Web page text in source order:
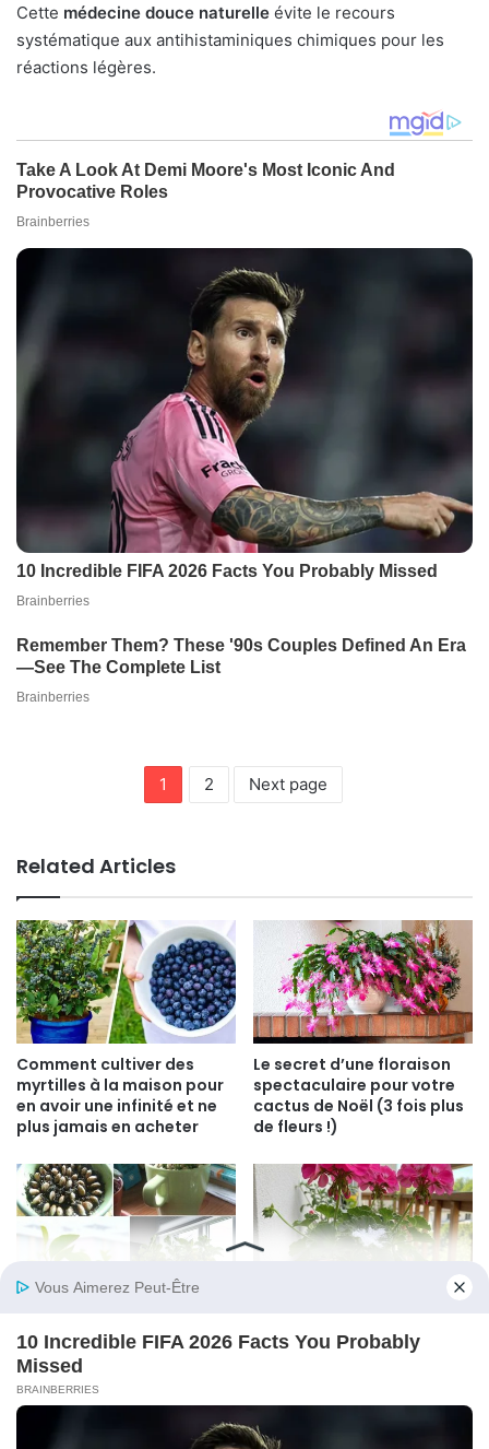
Cette médecine douce naturelle évite le recours
systématique aux antihistaminiques chimiques pour les
réactions légères.
1 2 Next page
Related Articles
Comment cultiver des
myrtilles à la maison pour
en avoir une infinité et ne
plus jamais en acheter
Le secret d’une floraison
spectaculaire pour votre
cactus de Noël (3 fois plus
de fleurs !)
avec un citronnier en tasse
: le guide pas à pas
booster la floraison de
n’importe quelle plante –